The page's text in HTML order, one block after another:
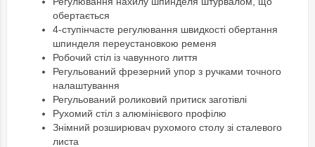
обертається
4-ступінчасте регулювання швидкості обертання
шпинделя переустановкою ременя
Робочий стіл із чавунного лиття
Регульований фрезерний упор з ручками точного
налаштування
Регульований роликовий притиск заготівлі
Рухомий стіл з алюмінієвого профілю
Знімний розширювач рухомого столу зі сталевого
листа